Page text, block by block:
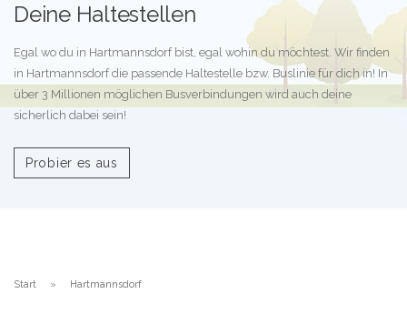
Deine Haltestellen
Egal wo du in Hartmannsdorf bist, egal wohin du möchtest. Wir finden
in Hartmannsdorf die passende Haltestelle bzw. Buslinie für dich in! In
über 3 Millionen möglichen Busverbindungen wird auch deine
sicherlich dabei sein!
Probier es aus
Start Hartmannsdorf